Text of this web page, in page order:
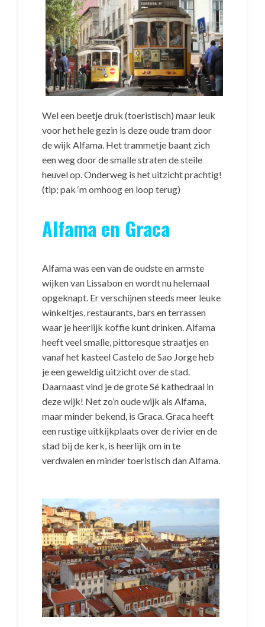
Wel een beetje druk (toeristisch) maar leuk
voor het hele gezin is deze oude tram door
de wijk Alfama. Het trammetje baant zich
een weg door de smalle straten de steile
heuvel op. Onderweg is het uitzicht prachtig!
(tip; pak ‘m omhoog en loop terug)
Alfama en Graca
Alfama was een van de oudste en armste
wijken van Lissabon en wordt nu helemaal
opgeknapt. Er verschijnen steeds meer leuke
winkeltjes, restaurants, bars en terrassen
waar je heerlijk koffie kunt drinken. Alfama
heeft veel smalle, pittoresque straatjes en
vanaf het kasteel Castelo de Sao Jorge heb
je een geweldig uitzicht over de stad.
Daarnaast vind je de grote Sé kathedraal in
deze wijk! Net zo’n oude wijk als Alfama,
maar minder bekend, is Graca. Graca heeft
een rustige uitkijkplaats over de rivier en de
stad bij de kerk, is heerlijk om in te
verdwalen en minder toeristisch dan Alfama.